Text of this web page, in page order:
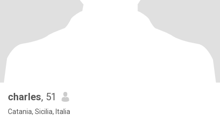
charles, 51
Catania, Sicilia, Italia